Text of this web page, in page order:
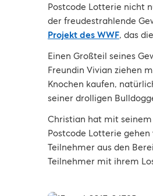
Postcode Lotterie nicht
der freudestrahlende
Projekt des WWF, das
Einen Großteil seines
Freundin Vivian ziehen
Knochen kaufen,
seiner drolligen
Christian hat mit seinem
Postcode Lotterie
Teilnehmer aus den
Teilnehmer mit ihrem